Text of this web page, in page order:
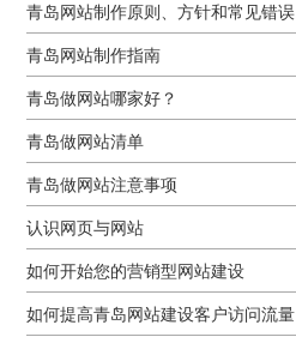
青岛网站制作原则、方针和常见错误
青岛网站制作指南
青岛做网站哪家好？
青岛做网站清单
青岛做网站注意事项
认识网页与网站
如何开始您的营销型网站建设
如何提高青岛网站建设客户访问流量